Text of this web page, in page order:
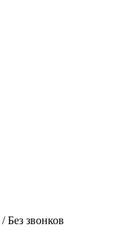
/Без звонков